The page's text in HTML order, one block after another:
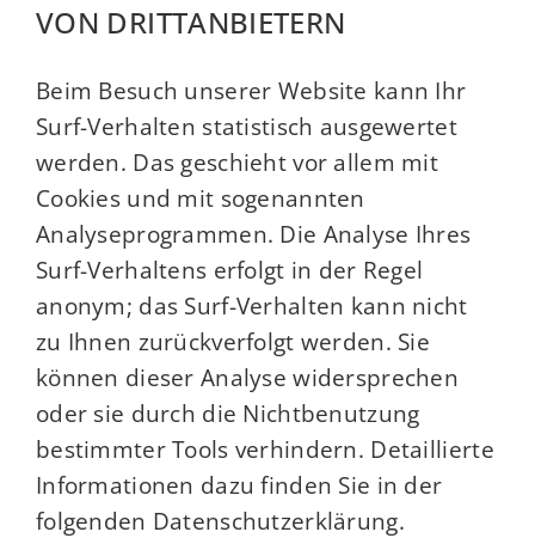
VON DRITTANBIETERN
Beim Besuch unserer Website kann Ihr
Surf-Verhalten statistisch ausgewertet
werden. Das geschieht vor allem mit
Cookies und mit sogenannten
Analyseprogrammen. Die Analyse Ihres
Surf-Verhaltens erfolgt in der Regel
anonym; das Surf-Verhalten kann nicht
zu Ihnen zurückverfolgt werden. Sie
können dieser Analyse widersprechen
oder sie durch die Nichtbenutzung
bestimmter Tools verhindern. Detaillierte
Informationen dazu finden Sie in der
folgenden Datenschutzerklärung.